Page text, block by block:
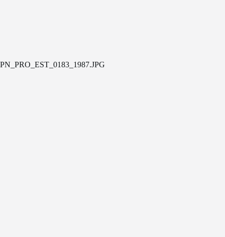
PN_PRO_EST_0183_1987.JPG